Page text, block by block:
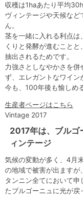
収穫は1haあたり平均
ヴィンテージや天候な
ん。
茎を一緒に入れる利点は
くりと発酵が進むこと
抽出されるためです。
力強さとしなやかさを
ず、エレガントなワイン
今も、100年後も愉しめ
生産者ページはこちら
Vintage 2017
2017年は、ブルゴ
ィンテージ
気候の変動が多く、4月
の地域で被害が出ますが
タンニン全てにおいて
たブルゴーニュに光が戻